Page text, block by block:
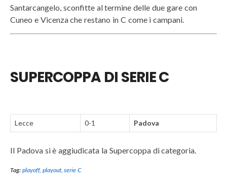
Santarcangelo, sconfitte al termine delle due gare con
Cuneo e Vicenza che restano in C come i campani.
SUPERCOPPA DI SERIE C
Lecce 0-1 Padova
Il Padova si è aggiudicata la Supercoppa di categoria.
Tag: playoff, playout,serie C